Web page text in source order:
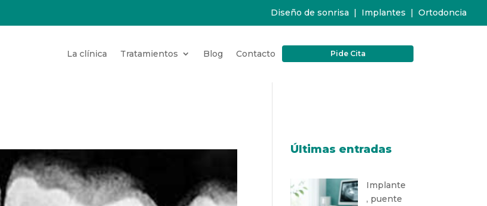
Diseño de sonrisa | Implantes |Ortodoncia
La clínica Tratamientos Blog Contacto Pide Cita
Últimas entradas
Implante
, puente